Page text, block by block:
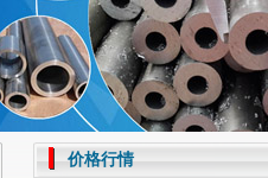
价格行情